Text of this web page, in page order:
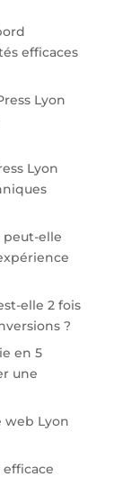
efficaces
Lyon
Lyon
elle
elle 2 fois
?
en 5
une
web Lyon